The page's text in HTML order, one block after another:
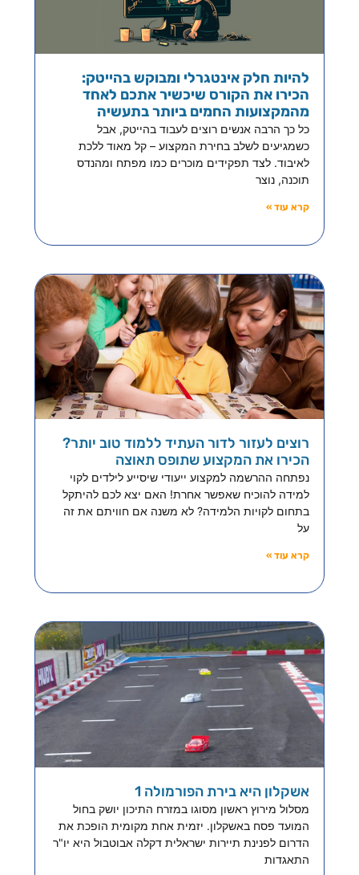
להיות חלק אינטגרלי ומבוקש בהייטק:
הכירו את הקורס שיכשיר אתכם לאחד
מהמקצועות החמים ביותר בתעשיה
כל כך הרבה אנשים רוצים לעבוד בהייטק, אבל
כשמגיעים לשלב בחירת המקצוע – קל מאוד ללכת
לאיבוד. לצד תפקידים מוכרים כמו מפתח ומהנדס
תוכנה, נוצר
קרא עוד »
רוצים לעזור לדור העתיד ללמוד טוב יותר?
הכירו את המקצוע שתופס תאוצה
נפתחה ההרשמה למקצוע ייעודי שיסייע לילדים לקוי
למידה להוכיח שאפשר אחרת! האם יצא לכם להיתקל
בתחום לקויות הלמידה? לא משנה אם חוויתם את זה
על
קרא עוד »
אשקלון היא בירת הפורמולה 1
מסלול מירוץ ראשון מסוגו במזרח התיכון יושק בחול
המועד פסח באשקלון. יזמית אחת מקומית הופכת את
הדרום לפנינת תיירות ישראלית דקלה אבוטבול היא יו"ר
התאגדות